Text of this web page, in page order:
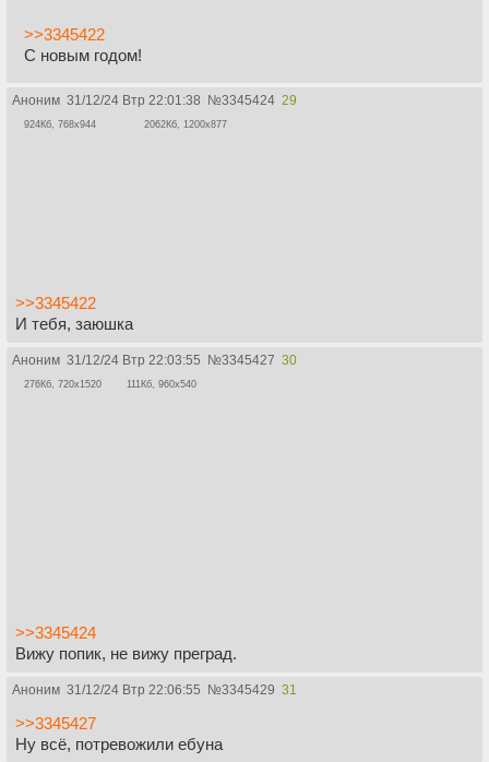
>>3345422
С новым годом!
Аноним 31/12/24 Втр 22:01:38 №3345424 29
924Кб, 768x944 2062Кб, 1200x877
>>3345422
И тебя, заюшка
Аноним 31/12/24 Втр 22:03:55 №3345427 30
276Кб, 720x1520 111Кб, 960x540
>>3345424
Вижу попик, не вижу преград.
Аноним 31/12/24 Втр 22:06:55 №3345429 31
>>3345427
Ну всё, потревожили ебуна